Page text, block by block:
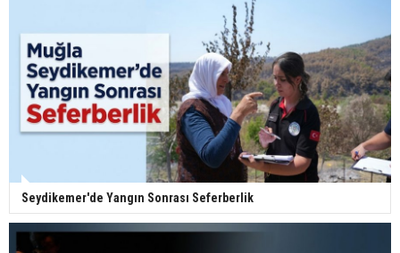
Seydikemer'de Yangın Sonrası Seferberlik